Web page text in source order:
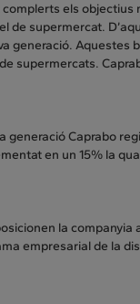
els objectius
de supermercat.
generació. Aquestes
supermercats.
generació Caprabo
en un 15% la
la
empresarial de la